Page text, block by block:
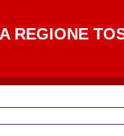
REGIONE